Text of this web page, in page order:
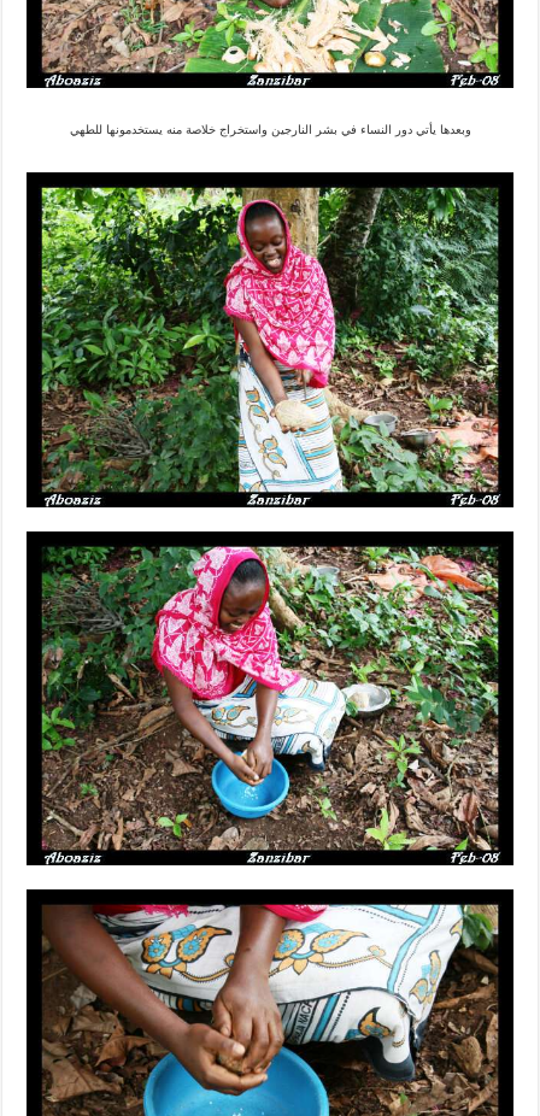
وبعدها يأتي دور النساء في بشر النارجين واستخراج خلاصة منه يستخدمونها للطهي